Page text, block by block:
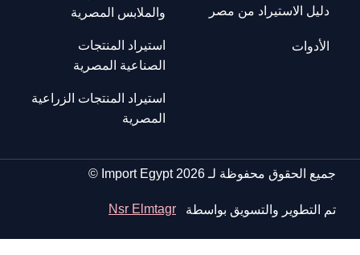
دليل الاستيراد من مصر
الأدوات
والملابس المصرية
استيراد المنتجات
الصناعية المصرية
استيراد المنتجات الزراعية
المصرية
جميع الحقوق محفوظة لـ Import Egypt 2026 ©
تم التطوير والتسويق بواسطة Nsr Elmtagr